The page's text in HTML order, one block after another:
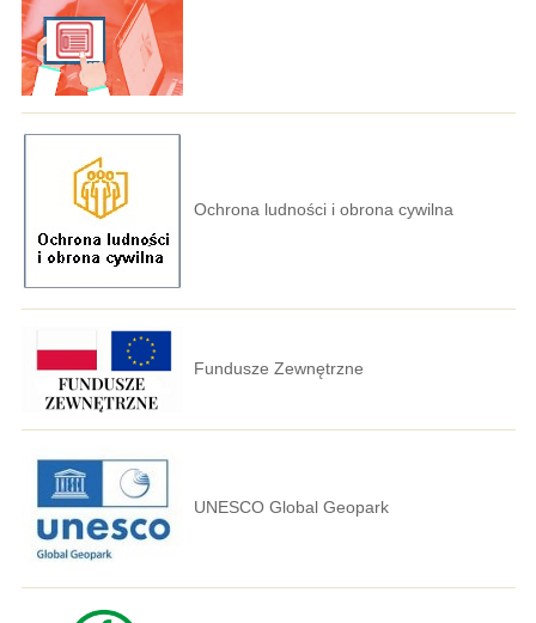
Ochrona ludności i obrona cywilna
Fundusze Zewnętrzne
UNESCO Global Geopark